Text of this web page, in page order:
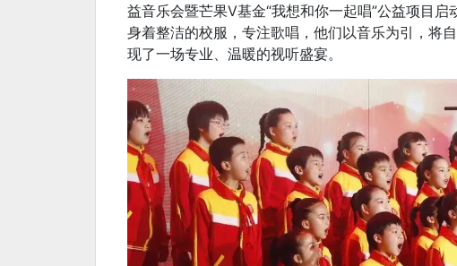
益音乐会暨芒果V基金“我想和你一起唱”公益项目
身着整洁的校服，专注歌唱，他们以音乐为引，将
现了一场专业、温暖的视听盛宴。